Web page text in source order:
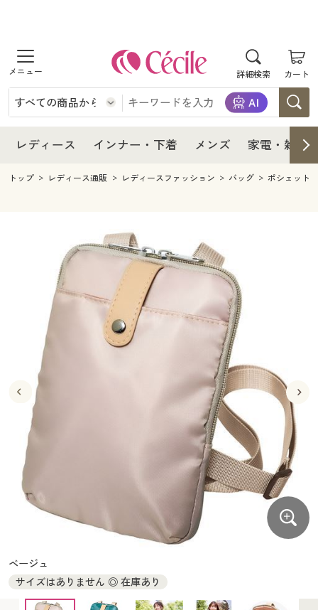
詳細検索 カート
商品を探す
レディース
レディースファッション
インナー・下着
インナー・下着通販すべて
メンズ下着
ジュニア・ティーンズ下着
メンズ
メンズファッション
メンズ下着
家電・雑貨すべて
キッチン・雑貨・日用品
寝具・インテリア・家具
寝具・インテリア・家具通販すべて
家具・収納
寝具・ベッド
カーテン・ラグ・ファブリック
美容・健康
美容・健康通販すべて
美容・健康・サプリメント
制服・スクール
制服・スクールすべて
制服・学生服
ジュニア・ティーンズ下着
大きいサイズ
大きいサイズ レディース服
大きいサイズ レディース下着
大きいサイズ メンズ
大きいサイズ 事務・制服
バーゲン
バーゲンセール
シークレットセール
詳細検索
商品カテゴリ一覧
カタログ・チラシからのご注文
デジタルカタログ
レディース インナー・下着 メンズ 家電・雑貨
レディース
レディース通販すべて
レディースファッション
インナー・下着
インナー・下着通販すべて
ジュニア・ティーンズ下着
メンズ
メンズ下着
キッチン・雑貨・日用品
寝具・インテリア・家具通販すべて
家具・収納
寝具・ベッド
カーテン・ラグ・ファブリック
美容・健康
美容・健康通販すべて
美容・健康・サプリメント
制服・スクール
制服・スクールすべて
制服・学生服
ジュニア・ティーンズ下着
大きいサイズ
大きいサイズ通販すべて
大きいサイズ レディース服
大きいサイズ レディース下着
大きいサイズ メンズ
大きいサイズ 事務・制服
バーゲン
バーゲンセール
シークレットセール
詳細検索
商品カテゴリ一覧
カタログ
カタログ・チラシからのご注文
カタログ無料プレゼント
トップ レディース通販 レディースファッション バッグ ポシェット
ベージュ
サイズはありません ◎ 在庫あり